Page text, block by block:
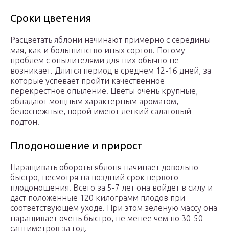
Сроки цветения
Расцветать яблони начинают примерно с середины
мая, как и большинство иных сортов. Потому
проблем с опылителями для них обычно не
возникает. Длится период в среднем 12-16 дней, за
которые успевает пройти качественное
перекрестное опыление. Цветы очень крупные,
обладают мощным характерным ароматом,
белоснежные, порой имеют легкий салатовый
подтон.
Плодоношение и прирост
Наращивать обороты яблоня начинает довольно
быстро, несмотря на поздний срок первого
плодоношения. Всего за 5-7 лет она войдет в силу и
даст положенные 120 килограмм плодов при
соответствующем уходе. При этом зеленую массу она
наращивает очень быстро, не менее чем по 30-50
сантиметров за год.